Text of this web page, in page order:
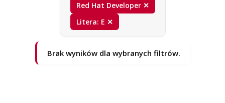
Red Hat Developer ✕
Litera: E ✕
Brak wyników dla wybranych filtrów.